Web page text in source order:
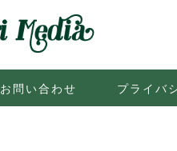
お問い合わせ プライバ